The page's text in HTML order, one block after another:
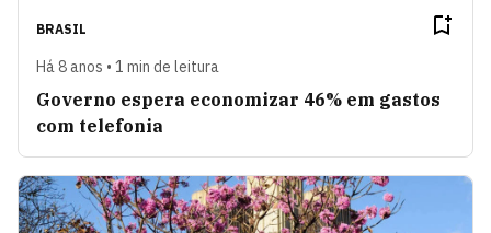
BRASIL
Há 8 anos • 1 min de leitura
Governo espera economizar 46% em gastos
com telefonia